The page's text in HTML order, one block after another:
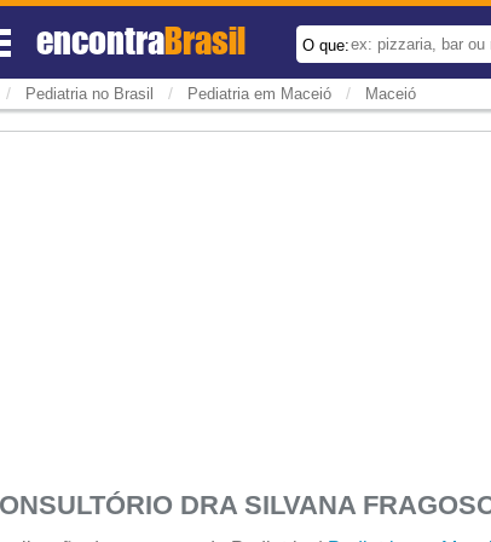
encontraBrasil O que:
/ Pediatria no Brasil / Pediatria em Maceió / Maceió
DRA SILVANA